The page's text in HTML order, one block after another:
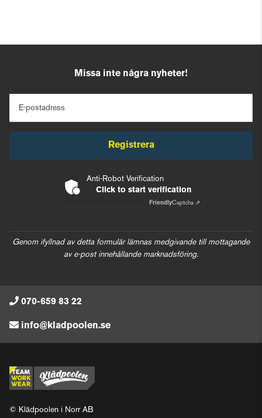
Missa inte några nyheter!
E-postadress
Registrera
Anti-Robot Verification
Click to start verification
FriendlyCaptcha ⇗
Genom ifyllnad av detta formulär lämnas medgivande till mottagande
av e-post innehållande marknadsföring.
070-659 83 22
info@kladpoolen.se
© Klädpoolen i Norr AB